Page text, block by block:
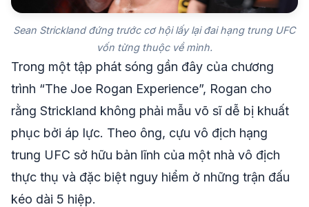
Sean Strickland đứng trước cơ hội lấy lại đai hạng trung UFC
vốn từng thuộc về mình.
Trong một tập phát sóng gần đây của chương
trình “The Joe Rogan Experience”, Rogan cho
rằng Strickland không phải mẫu võ sĩ dễ bị khuất
phục bởi áp lực. Theo ông, cựu vô địch hạng
trung UFC sở hữu bản lĩnh của một nhà vô địch
thực thụ và đặc biệt nguy hiểm ở những trận đấu
kéo dài 5 hiệp.